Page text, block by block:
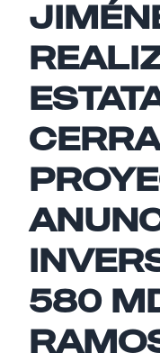
580
Nombre
Email
Tu comentario